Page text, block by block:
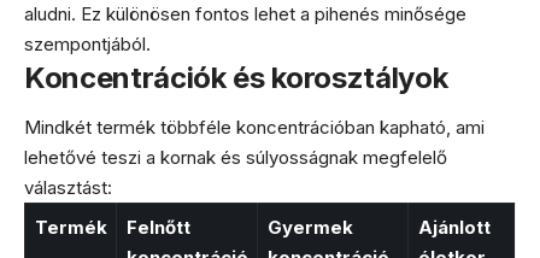
aludni. Ez különösen fontos lehet a pihenés minősége
szempontjából.
Koncentrációk és korosztályok
Mindkét termék többféle koncentrációban kapható, ami
lehetővé teszi a kornak és súlyosságnak megfelelő
választást:
Termék
Felnőtt
Gyermek
Ajánlott